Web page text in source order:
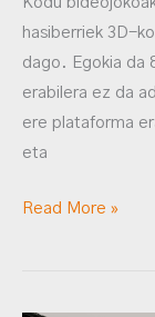
hasiberriek 3D-
dago. Egokia da
erabilera ez da
ere plataforma
eta
Read More »